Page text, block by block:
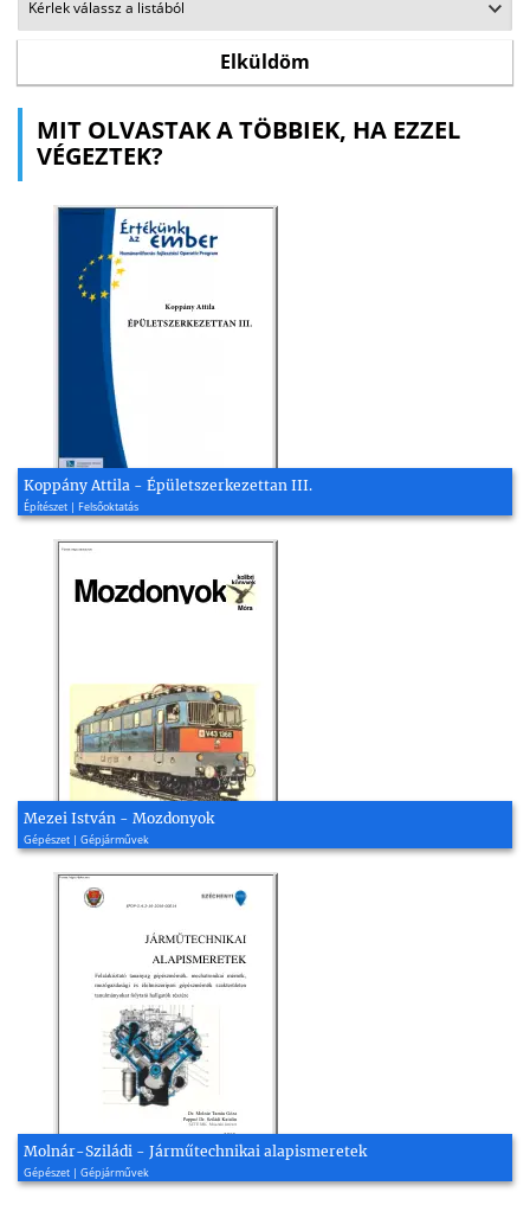
MIT OLVASTAK A TÖBBIEK, HA EZZEL
VÉGEZTEK?
Koppány Attila - Épületszerkezettan III.
Építészet | Felsőoktatás
Mezei István - Mozdonyok
Gépészet | Gépjárművek
Molnár-Sziládi - Járműtechnikai alapismeretek
Gépészet | Gépjárművek